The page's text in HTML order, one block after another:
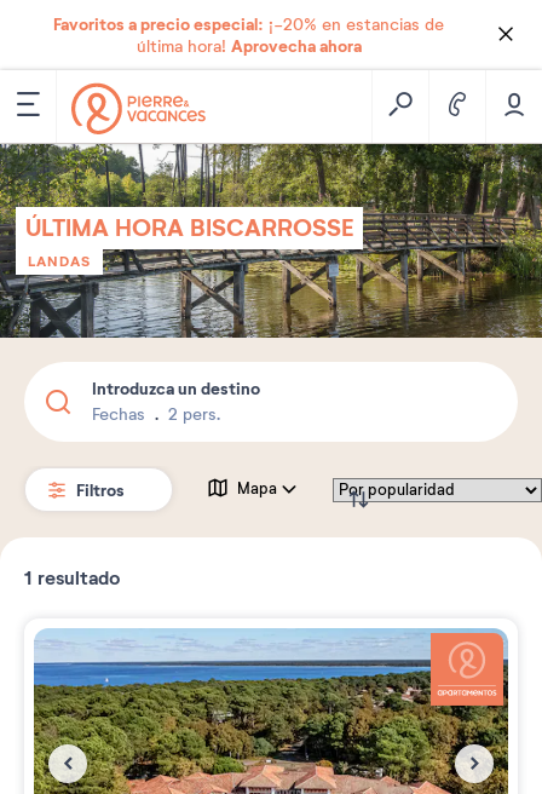
Favoritos a precio especial: ¡-20% en estancias de
última hora! Aprovecha ahora
ÚLTIMA HORA BISCARROSSE
LANDAS
Introduzca un destino
Fechas 2 pers.
Filtros Mapa
1 resultado